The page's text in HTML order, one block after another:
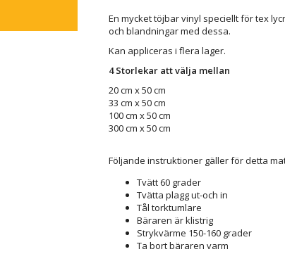
En mycket töjbar vinyl speciellt för tex
och blandningar med dessa.
Kan appliceras i flera lager.
4 Storlekar att välja mellan
20 cm x 50 cm
33 cm x 50 cm
100 cm x 50 cm
300 cm x 50 cm
Följande instruktioner gäller för detta
Tvätt 60 grader
Tvätta plagg ut-och in
Tål torktumlare
Bäraren är klistrig
Strykvärme 150-160 grader
Ta bort bäraren varm